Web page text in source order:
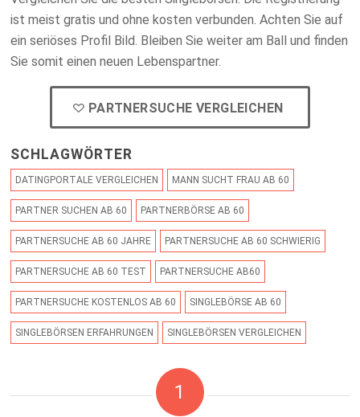
ist meist gratis und ohne kosten verbunden. Achten Sie auf
ein seriöses Profil Bild. Bleiben Sie weiter am Ballund finden
Sie somit einen neuen Lebenspartner.
PARTNERSUCHE VERGLEICHEN
SCHLAGWÖRTER
DATINGPORTALE VERGLEICHEN MANN SUCHT FRAU AB 60
PARTNER SUCHEN AB 60 PARTNERBÖRSE AB 60
PARTNERSUCHE AB 60 JAHRE PARTNERSUCHE AB 60 SCHWIERIG
PARTNERSUCHE AB 60 TEST PARTNERSUCHE AB60
PARTNERSUCHE KOSTENLOS AB 60 SINGLEBÖRSE AB 60
SINGLEBÖRSEN ERFAHRUNGEN SINGLEBÖRSEN VERGLEICHEN
1